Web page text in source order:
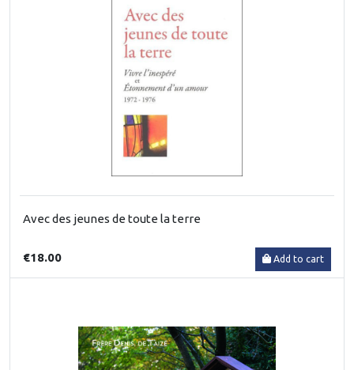
Avec des jeunes de toute la terre
€18.00 Add to cart